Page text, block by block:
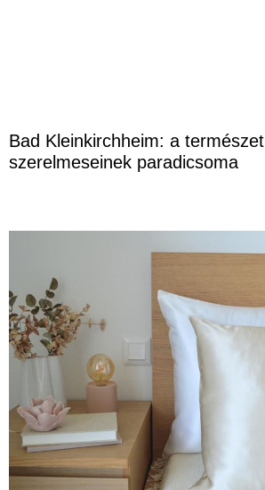
Bad Kleinkirchheim: a természet
szerelmeseinek paradicsoma